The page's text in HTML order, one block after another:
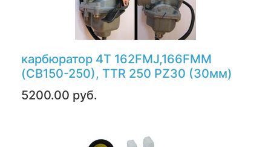
карбюратор 4Т 162FMJ,166FMM
(CB150-250), TTR 250 PZ30 (30мм)
5200.00 руб.